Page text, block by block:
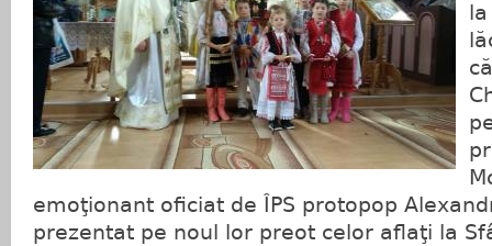
emoţionant oficiat de ÎPS protopop
prezentat pe noul lor preot celor aflaţi la